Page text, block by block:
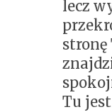
lecz
stronę
Tu